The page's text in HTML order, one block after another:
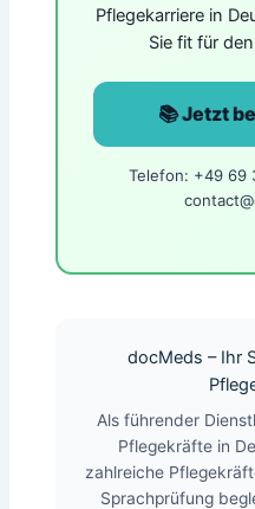
Pflegekarriere in
Sie fit für
📚 Jetzt
Telefon: +49 69
docMeds – Ihr
Als führender
Pflegekräfte in
zahlreiche
Sprachprüfung